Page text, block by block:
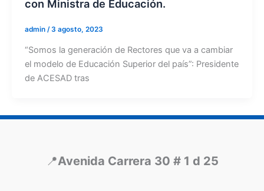
con Ministra de Educación.
admin /3 agosto, 2023
“Somos la generación de Rectores que va a cambiar
el modelo de Educación Superior del país”: Presidente
de ACESAD tras
📍Avenida Carrera 30 # 1 d 25